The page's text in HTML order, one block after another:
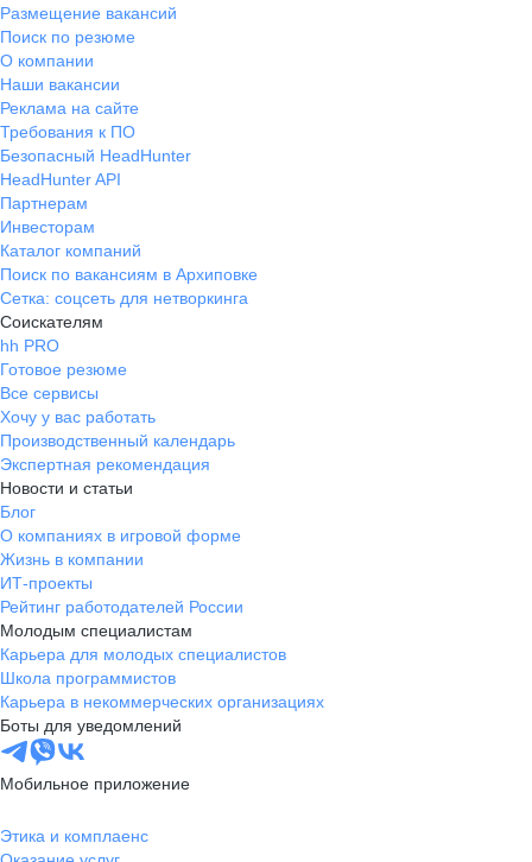
Размещение вакансий
Поиск по резюме
О компании
Наши вакансии
Реклама на сайте
Требования к ПО
Безопасный HeadHunter
HeadHunter API
Партнерам
Инвесторам
Каталог компаний
Поиск по вакансиям в Архиповке
Сетка: соцсеть для нетворкинга
Соискателям
hh PRO
Готовое резюме
Все сервисы
Хочу у вас работать
Производственный календарь
Экспертная рекомендация
Новости и статьи
Блог
О компаниях в игровой форме
Жизнь в компании
ИТ-проекты
Рейтинг работодателей России
Молодым специалистам
Карьера для молодых специалистов
Школа программистов
Карьера в некоммерческих организациях
Боты для уведомлений
Мобильное приложение
Этика и комплаенс